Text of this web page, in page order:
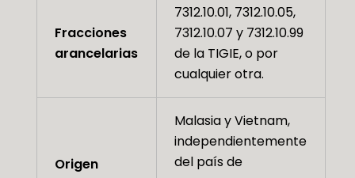
Fracciones
arancelarias
7312.10.01, 7312.10.05,
7312.10.07 y 7312.10.99
de la TIGIE, o por
cualquier otra.
Origen
Malasia y Vietnam,
independientemente
del país de